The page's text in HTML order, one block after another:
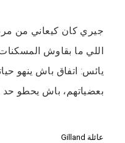
جيري كان كيعاني من
اللي ما بقاوش
يائس: اتفاق باش ينهو
بعضياتهم، باش يحطو حد
عائلة Gilland